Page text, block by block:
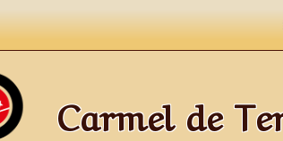
Carmel de